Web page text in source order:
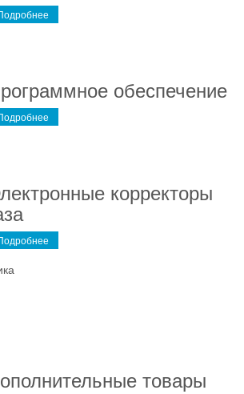
обеспечение
корректоры
товары